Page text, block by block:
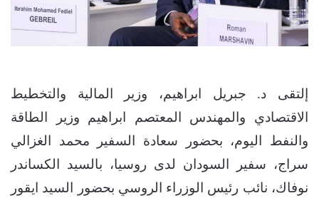
إلتقى د. جبريل ابراهيم، وزير المالية والتخطيط
الاقتصادي والمهندس المعتصم ابراهيم وزير الطاقة
والنفط اليوم، بحضور سعادة السفير محمد الغزالي
سراج، سفير السودان لدى روسيا، بالسيد الكساندر
نوفاك، نائب رئيس الوزراء الروسي بحضور السيد ايقور